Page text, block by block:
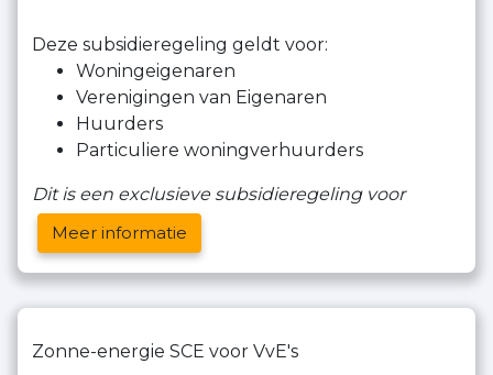
Deze subsidieregeling geldt voor:
Woningeigenaren
Verenigingen van Eigenaren
Huurders
Particuliere woningverhuurders
Dit is een exclusieve subsidieregeling voor
Meer informatie
Zonne-energie SCE voor VvE's